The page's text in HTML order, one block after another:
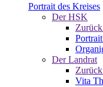
Portrait des Kreises
Der HSK
Der Landrat
Vita